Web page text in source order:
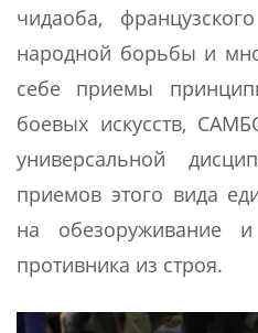
чидаоба,
народной борьбы и
себе приемы
боевых искусств,
универсальной
приемов этого вида
на обезоруживание
противника из строя.